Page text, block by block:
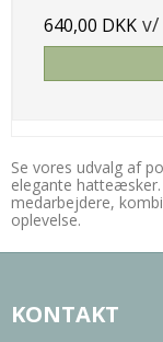
640,00 DKK v/
Se vores udvalg af
elegante
medarbejdere,
oplevelse.
KONTAKT